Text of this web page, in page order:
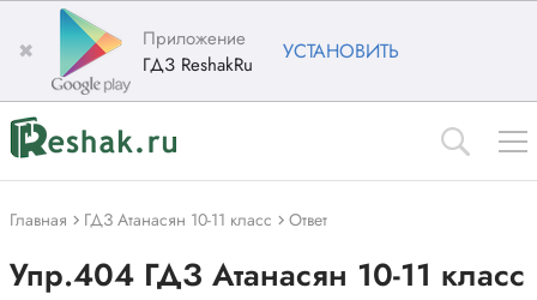
✖
Приложение
ГДЗ ReshakRu
УСТАНОВИТЬ
Главная ГДЗ Атанасян 10-11 класс Ответ
Упр.404 ГДЗ Атанасян 10-11 класс